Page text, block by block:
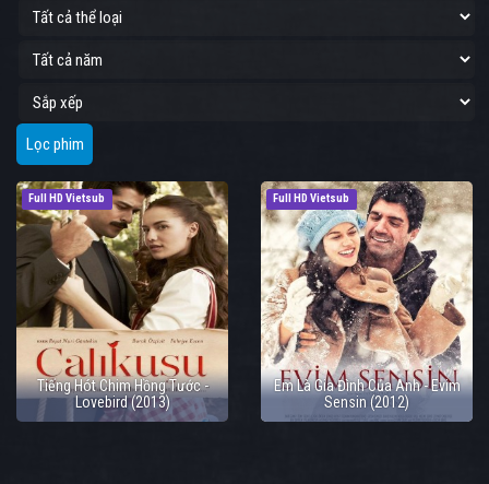
Lọc phim
Full HD Vietsub
Tiếng Hót Chim Hồng Tước -
Lovebird (2013)
Full HD Vietsub
Em Là Gia Đình Của Anh - Evim
Sensin (2012)